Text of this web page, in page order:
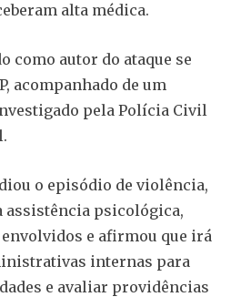
alta médica.
como autor do ataque se
acompanhado de um
pela Polícia Civil
o episódio de violência,
assistência psicológica,
e afirmou que irá
internas para
e avaliar providências